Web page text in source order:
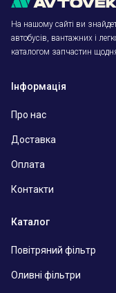
На нашому сайті ви
автобусів, вантажних і
каталогом запчастин
Інформація
Про нас
Доставка
Оплата
Контакти
Каталог
Повітряний фільтр
Оливні фільтри